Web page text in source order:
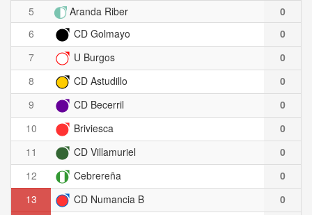
5
Aranda Riber
0
6
CD Golmayo
0
7
U Burgos
0
8
CD Astudillo
0
9
CD Becerril
0
10
Briviesca
0
11
CD Villamuriel
0
12
Cebrereña
0
13
CD Numancia B
0